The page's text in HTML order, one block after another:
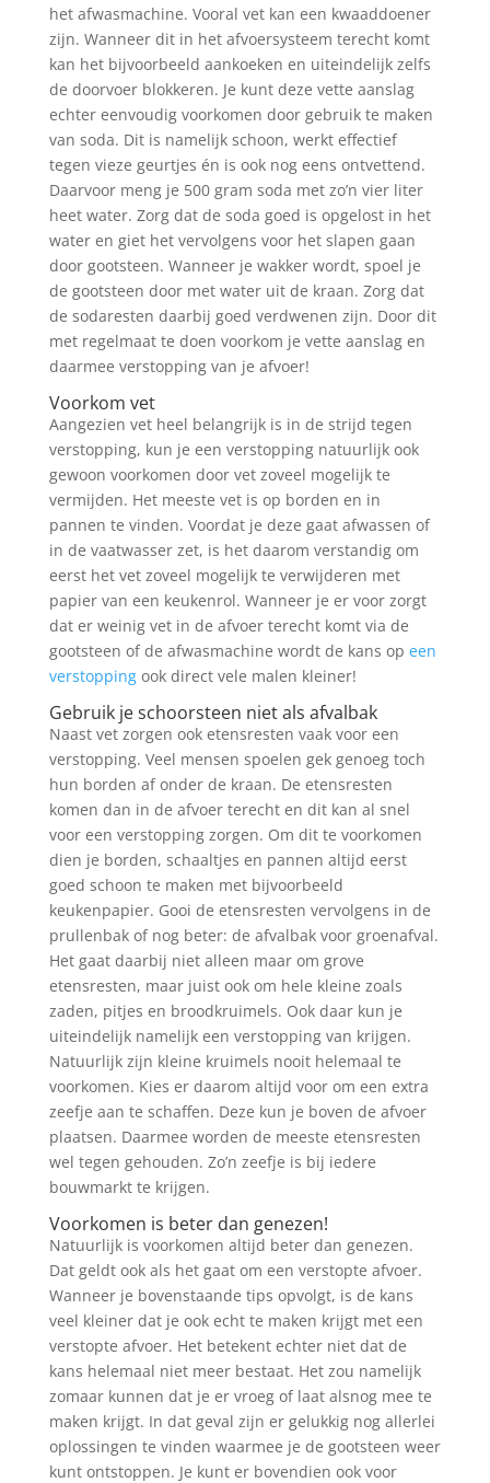
het afwasmachine. Vooral vet kan een kwaaddoener
zijn. Wanneer dit in het afvoersysteem terecht komt
kan het bijvoorbeeld aankoeken en uiteindelijk zelfs
de doorvoer blokkeren. Je kunt deze vette aanslag
echter eenvoudig voorkomen door gebruik te maken
van soda. Dit is namelijk schoon, werkt effectief
tegen vieze geurtjes én is ook nog eens ontvettend.
Daarvoor meng je 500 gram soda met zo’n vier liter
heet water. Zorg dat de soda goed is opgelost in het
water en giet het vervolgens voor het slapen gaan
door gootsteen. Wanneer je wakker wordt, spoel je
de gootsteen door met water uit de kraan. Zorg dat
de sodaresten daarbij goed verdwenen zijn. Door dit
met regelmaat te doen voorkom je vette aanslag en
daarmee verstopping van je afvoer!
Voorkom vet
Aangezien vet heel belangrijk is in de strijd tegen
verstopping, kun je een verstopping natuurlijk ook
gewoon voorkomen door vet zoveel mogelijk te
vermijden. Het meeste vet is op borden en in
pannen te vinden. Voordat je deze gaat afwassen of
in de vaatwasser zet, is het daarom verstandig om
eerst het vet zoveel mogelijk te verwijderen met
papier van een keukenrol. Wanneer je er voor zorgt
dat er weinig vet in de afvoer terecht komt via de
gootsteen of de afwasmachine wordt de kans op een
verstoppingook direct vele malen kleiner!
Gebruik je schoorsteen niet als afvalbak
Naast vet zorgen ook etensresten vaak voor een
verstopping. Veel mensen spoelen gek genoeg toch
hun borden af onder de kraan. De etensresten
komen dan in de afvoer terecht en dit kan al snel
voor een verstopping zorgen. Om dit te voorkomen
dien je borden, schaaltjes en pannen altijd eerst
goed schoon te maken met bijvoorbeeld
keukenpapier. Gooi de etensresten vervolgens in de
prullenbak of nog beter: de afvalbak voor groenafval.
Het gaat daarbij niet alleen maar om grove
etensresten, maar juist ook om hele kleine zoals
zaden, pitjes en broodkruimels. Ook daar kun je
uiteindelijk namelijk een verstopping van krijgen.
Natuurlijk zijn kleine kruimels nooit helemaal te
voorkomen. Kies er daarom altijd voor om een extra
zeefje aan te schaffen. Deze kun je boven de afvoer
plaatsen. Daarmee worden de meeste etensresten
wel tegen gehouden. Zo’n zeefje is bij iedere
bouwmarkt te krijgen.
Voorkomen is beter dan genezen!
Natuurlijk is voorkomen altijd beter dan genezen.
Dat geldt ook als het gaat om een verstopte afvoer.
Wanneer je bovenstaande tips opvolgt, is de kans
veel kleiner dat je ook echt te maken krijgt met een
verstopte afvoer. Het betekent echter niet dat de
kans helemaal niet meer bestaat. Het zou namelijk
zomaar kunnen dat je er vroeg of laat alsnog mee te
maken krijgt. In dat geval zijn er gelukkig nog allerlei
oplossingen te vinden waarmee je de gootsteen weer
kunt ontstoppen. Je kunt er bovendien ook voor